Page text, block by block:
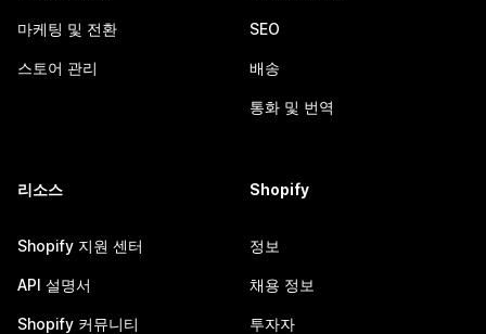
마케팅 및 전환
스토어 관리
SEO
배송
통화 및 번역
리소스
Shopify 지원 센터
API 설명서
Shopify 커뮤니티
Shopify
정보
채용 정보
투자자